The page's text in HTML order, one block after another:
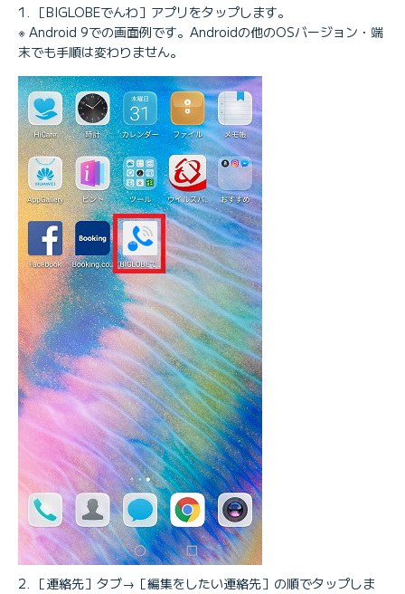
［BIGLOBEでんわ］アプリをタップします。
※ Android 9での画面例です。Androidの他のOSバージョン・端
末でも手順は変わりません。
［連絡先］タブ→［編集をしたい連絡先］の順でタップしま